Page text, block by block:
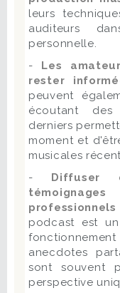
leurs
auditeurs
personnelle.
- Les
rester
peuvent
écoutant des
derniers
moment et
musicales
- Diffuser
podcast est
anecdotes
sont souvent
perspective